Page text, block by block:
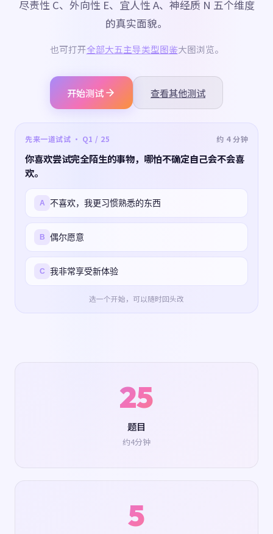
尽责性 C、外向性 E、宜人性 A、神经质 N 五个维度
的真实面貌。
也可打开全部大五主导类型图鉴大图浏览。
开始测试 查看其他测试
先来一道试试 · Q1 / 25 约 4 分钟
你喜欢尝试完全陌生的事物，哪怕不确定自己会不会喜
欢。
A 不喜欢，我更习惯熟悉的东西
B 偶尔愿意
C 我非常享受新体验
选一个开始，可以随时回头改
25
题目
约4分钟
5